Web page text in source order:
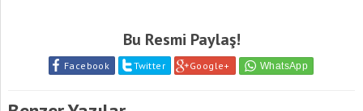
Bu Resmi Paylaş!
Facebook Twitter Google+